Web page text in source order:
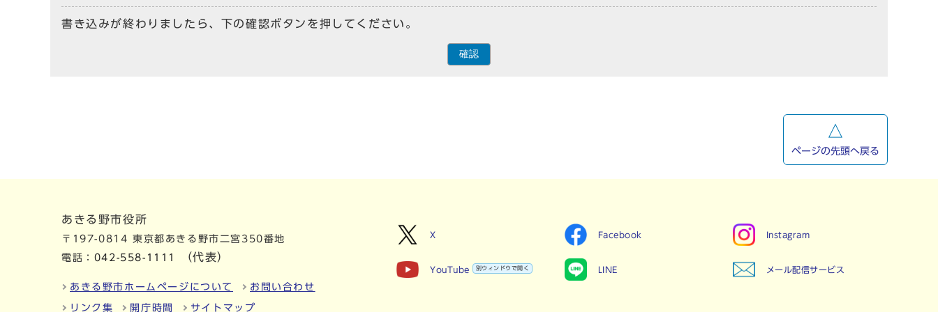
書き込みが終わりましたら、下の確認ボタンを押してください。
確認
ページの先頭へ戻る
あきる野市役所
〒197-0814 東京都あきる野市二宮350番地
電話： 042-558-1111 （代表）
あきる野市ホームページについて お問い合わせ
リンク集 開庁時間 サイトマップ
X Facebook Instagram
YouTube 別ウィンドウで開く LINE メール配信サービス